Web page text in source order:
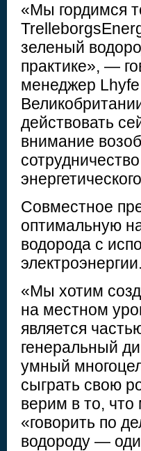
«Мы гордимся
зеленый
практике», —
менеджер
действовать
внимание
Совместное
оптимальную
водорода с
электроэнергии.
«Мы хотим
на местном
является
генеральный
умный
сыграть свою
верим в то,
«говорить по
водороду —